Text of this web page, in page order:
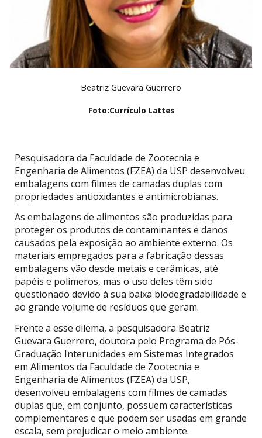
Beatriz Guevara Guerrero
Foto:Currículo Lattes
Pesquisadora da Faculdade de Zootecnia e
Engenharia de Alimentos (FZEA) da USP desenvolveu
embalagens com filmes de camadas duplas com
propriedades antioxidantes e antimicrobianas.
As embalagens de alimentos são produzidas para
proteger os produtos de contaminantes e danos
causados pela exposição ao ambiente externo. Os
materiais empregados para a fabricação dessas
embalagens vão desde metais e cerâmicas, até
papéis e polímeros, mas o uso deles têm sido
questionado devido à sua baixa biodegradabilidade e
ao grande volume de resíduos que geram.
Frente a esse dilema, a pesquisadora Beatriz
Guevara Guerrero, doutora pelo Programa de Pós-
Graduação Interunidades em Sistemas Integrados
em Alimentos da Faculdade de Zootecnia e
Engenharia de Alimentos (FZEA) da USP,
desenvolveu embalagens com filmes de camadas
duplas que, em conjunto, possuem características
complementares e que podem ser usadas em grande
escala, sem prejudicar o meio ambiente.